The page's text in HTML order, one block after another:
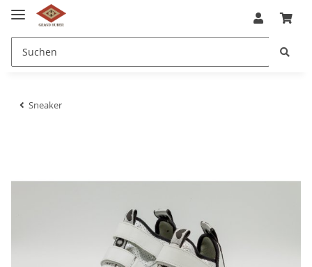
Sneaker